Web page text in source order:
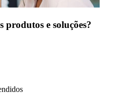
produtos e soluções?